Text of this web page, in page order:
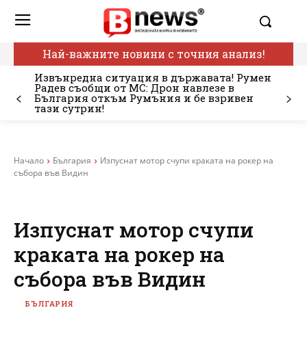
Най-важните новини с точния анализ!
Извънредна ситуация в държавата! Румен
Радев съобщи от МС: Дрон навлезе в
България откъм Румъния и бе взривен
тази сутрин!
Начало България
Изпуснат мотор счупи краката на рокер на
събора във Видин
Изпуснат мотор счупи
краката на рокер на
събора във Видин
БЪЛГАРИЯ